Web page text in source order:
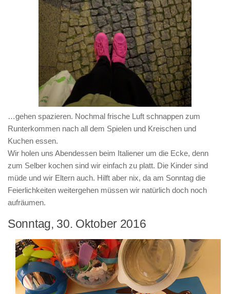
…gehen spazieren. Nochmal frische Luft schnappen zum
Runterkommen nach all dem Spielen und Kreischen und
Kuchen essen.
Wir holen uns Abendessen beim Italiener um die Ecke, denn
zum Selber kochen sind wir einfach zu platt. Die Kinder sind
müde und wir Eltern auch. Hilft aber nix, da am Sonntag die
Feierlichkeiten weitergehen müssen wir natürlich doch noch
aufräumen.
Sonntag, 30. Oktober 2016